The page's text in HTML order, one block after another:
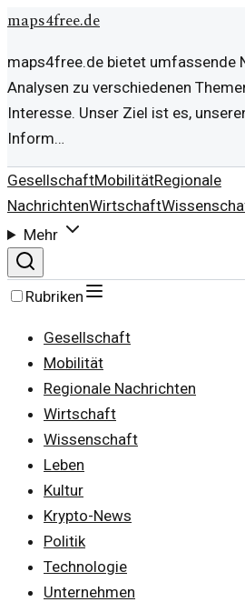
maps4free.de
maps4free.de bietet umfassende
Analysen zu verschiedenen
Interesse. Unser Ziel ist es,
Inform…
GesellschaftMobilitätRegionale
NachrichtenWirtschaft
Mehr
Rubriken
Gesellschaft
Mobilität
Regionale Nachrichten
Wirtschaft
Wissenschaft
Leben
Kultur
Krypto-News
Politik
Technologie
Unternehmen